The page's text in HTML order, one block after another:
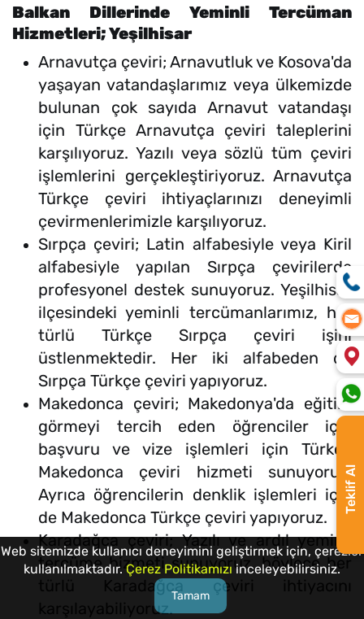
Balkan Dillerinde Yeminli Tercüman
Hizmetleri; Yeşilhisar
Arnavutça çeviri; Arnavutluk ve Kosova'da
yaşayan vatandaşlarımız veya ülkemizde
bulunan çok sayıda Arnavut vatandaşı
için Türkçe Arnavutça çeviri taleplerini
karşılıyoruz. Yazılı veya sözlü tüm çeviri
işlemlerini gerçekleştiriyoruz. Arnavutça
Türkçe çeviri ihtiyaçlarınızı deneyimli
çevirmenlerimizle karşılıyoruz.
Sırpça çeviri; Latin alfabesiyle veya Kiril
alfabesiyle yapılan Sırpça çevirilerde
profesyonel destek sunuyoruz. Yeşilhisar
ilçesindeki yeminli tercümanlarımız, her
türlü Türkçe Sırpça çeviri işini
üstlenmektedir. Her iki alfabeden de
Sırpça Türkçe çeviri yapıyoruz.
Makedonca çeviri; Makedonya'da eğitim
görmeyi tercih eden öğrenciler için
başvuru ve vize işlemleri için Türkçe
Makedonca çeviri hizmeti sunuyoruz.
Ayrıca öğrencilerin denklik işlemleri için
de Makedonca Türkçe çeviri yapıyoruz.
Karadağca çeviri; Yazılı ve ardıl yeminli
tercüme hizmeti sunuyoruz, böylece her
türlü Karadağca çeviri ihtiyacını
karşılayabiliyoruz.
Teklif Al
Web sitemizde kullanıcı deneyimini geliştirmek için, çerezler
kullanılmaktadır. Çerez Politikamızı inceleyebilirsiniz.
Tamam